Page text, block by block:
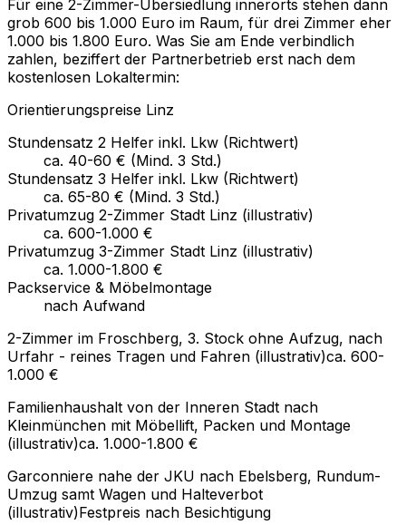
Für eine 2-Zimmer-Übersiedlung innerorts stehen dann
grob 600 bis 1.000 Euro im Raum, für drei Zimmer eher
1.000 bis 1.800 Euro. Was Sie am Ende verbindlich
zahlen, beziffert der Partnerbetrieb erst nach dem
kostenlosen Lokaltermin:
Orientierungspreise Linz
Stundensatz 2 Helfer inkl. Lkw (Richtwert)
ca. 40-60 € (Mind. 3 Std.)
Stundensatz 3 Helfer inkl. Lkw (Richtwert)
ca. 65-80 € (Mind. 3 Std.)
Privatumzug 2-Zimmer Stadt Linz (illustrativ)
ca. 600-1.000 €
Privatumzug 3-Zimmer Stadt Linz (illustrativ)
ca. 1.000-1.800 €
Packservice & Möbelmontage
nach Aufwand
2-Zimmer im Froschberg, 3. Stock ohne Aufzug, nach
Urfahr - reines Tragen und Fahren (illustrativ)ca. 600-
1.000 €
Familienhaushalt von der Inneren Stadt nach
Kleinmünchen mit Möbellift, Packen und Montage
(illustrativ)ca. 1.000-1.800 €
Garconniere nahe der JKU nach Ebelsberg, Rundum-
Umzug samt Wagen und Halteverbot
(illustrativ)Festpreis nach Besichtigung